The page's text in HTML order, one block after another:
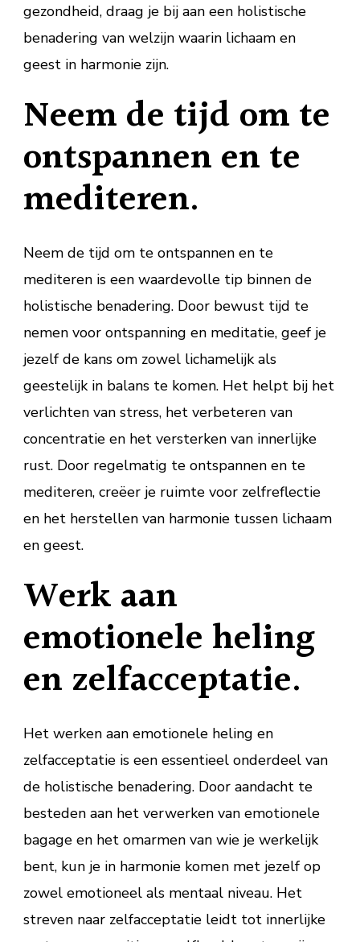
gezondheid, draag je bij aan een holistische
benadering van welzijn waarin lichaam en
geest in harmonie zijn.
Neem de tijd om te
ontspannen en te
mediteren.
Neem de tijd om te ontspannen en te
mediteren is een waardevolle tip binnen de
holistische benadering. Door bewust tijd te
nemen voor ontspanning en meditatie, geef je
jezelf de kans om zowel lichamelijk als
geestelijk in balans te komen. Het helpt bij het
verlichten van stress, het verbeteren van
concentratie en het versterken van innerlijke
rust. Door regelmatig te ontspannen en te
mediteren, creëer je ruimte voor zelfreflectie
en het herstellen van harmonie tussen lichaam
en geest.
Werk aan
emotionele heling
en zelfacceptatie.
Het werken aan emotionele heling en
zelfacceptatie is een essentieel onderdeel van
de holistische benadering. Door aandacht te
besteden aan het verwerken van emotionele
bagage en het omarmen van wie je werkelijk
bent, kun je in harmonie komen met jezelf op
zowel emotioneel als mentaal niveau. Het
streven naar zelfacceptatie leidt tot innerlijke